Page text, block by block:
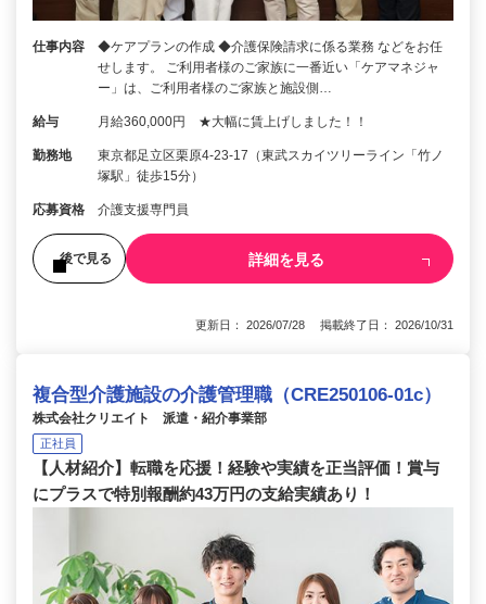
仕事内容
◆ケアプランの作成 ◆介護保険請求に係る業務 などをお任
せします。 ご利用者様のご家族に一番近い「ケアマネジャ
ー」は、ご利用者様のご家族と施設側…
給与 月給360,000円 ★大幅に賃上げしました！！
勤務地
東京都足立区栗原4-23-17（東武スカイツリーライン「竹ノ
塚駅」徒歩15分）
応募資格 介護支援専門員
後で見る 詳細を見る
更新日： 2026/07/28 掲載終了日： 2026/10/31
複合型介護施設の介護管理職（CRE250106-01c）
株式会社クリエイト 派遣・紹介事業部
正社員
【人材紹介】転職を応援！経験や実績を正当評価！賞与
にプラスで特別報酬約43万円の支給実績あり！